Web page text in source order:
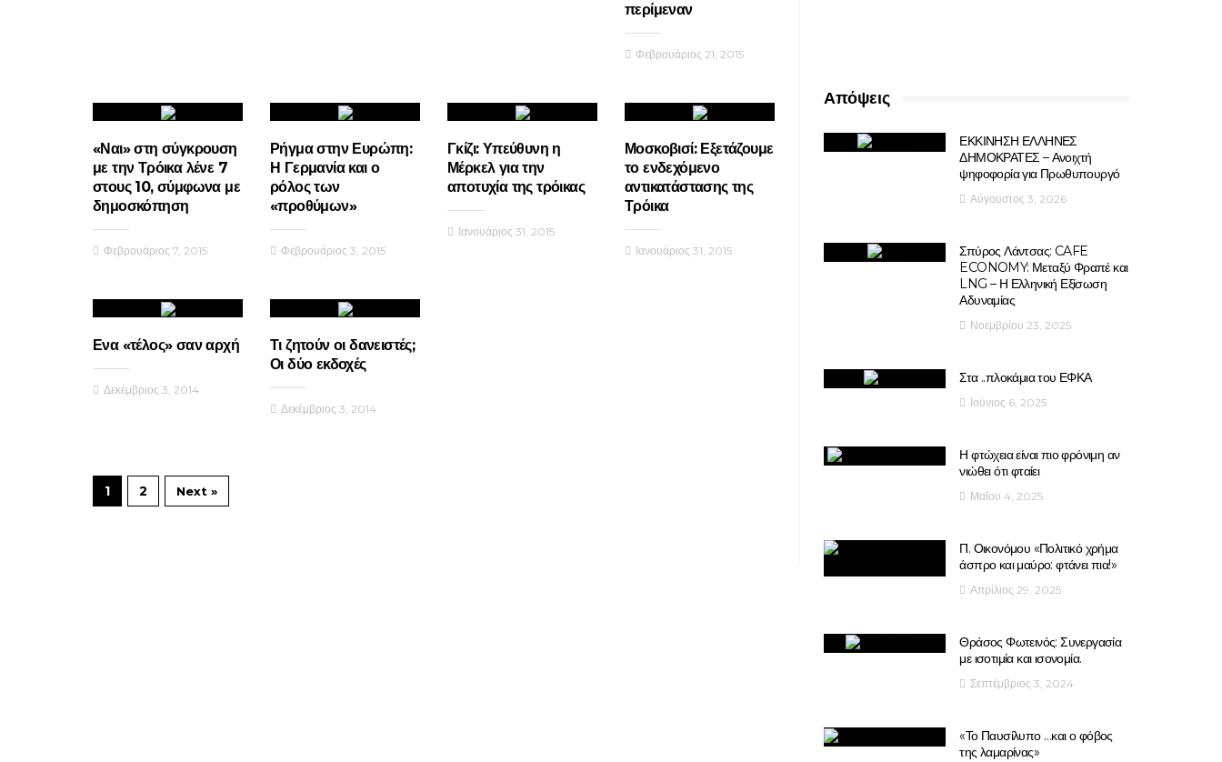
περίμεναν
Φεβρουάριος 21, 2015
«Ναι» στη σύγκρουση
με την Τρόικα λένε 7
στους 10, σύμφωνα με
δημοσκόπηση
Φεβρουάριος 7, 2015
Ρήγμα στην Ευρώπη:
Η Γερμανία και ο
ρόλος των
«προθύμων»
Φεβρουάριος 3, 2015
Γκίζι: Υπεύθυνη η
Μέρκελ για την
αποτυχία της τρόικας
Ιανουάριος 31, 2015
Μοσκοβισί: Εξετάζουμε
το ενδεχόμενο
αντικατάστασης της
Τρόικα
Ιανουάριος 31, 2015
Ενα «τέλος» σαν αρχή
Δεκέμβριος 3, 2014
Τι ζητούν οι δανειστές;
Οι δύο εκδοχές
Δεκέμβριος 3, 2014
1 2 Next »
Απόψεις
ΕΚΚΙΝΗΣΗ ΕΛΛΗΝΕΣ
ΔΗΜΟΚΡΑΤΕΣ – Ανοιχτή
ψηφοφορία για Πρωθυπουργό
Αύγουστος 3, 2026
Σπύρος Λάντσας: CAFE
ECONOMY: Μεταξύ Φραπέ και
LNG – Η Ελληνική Εξίσωση
Αδυναμίας
Νοεμβρίου 23, 2025
Στα ..πλοκάμια του ΕΦΚΑ
Ιούνιος 6, 2025
Η φτώχεια είναι πιο φρόνιμη αν
νιώθει ότι φταίει
Μαΐου 4, 2025
Π. Οικονόμου «Πολιτικό χρήμα
άσπρο και μαύρο: φτάνει πια!»
Απρίλιος 29, 2025
Θράσος Φωτεινός: Συνεργασία
με ισοτιμία και ισονομία.
Σεπτέμβριος 3, 2024
«Το Παυσίλυπο …και ο φόβος
της λαμαρίνας»